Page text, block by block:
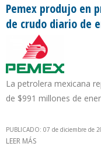
Pemex produjo en
de crudo diario de
La petrolera mexicana
de $991 millones de
PUBLICADO: 07 de diciembre de
LEER MÁS